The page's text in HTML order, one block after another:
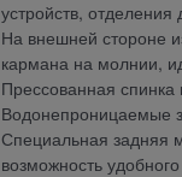
устройств, отделения
На внешней стороне
кармана на молнии,
Прессованная
Водонепроницаемые
Специальная задняя
возможность